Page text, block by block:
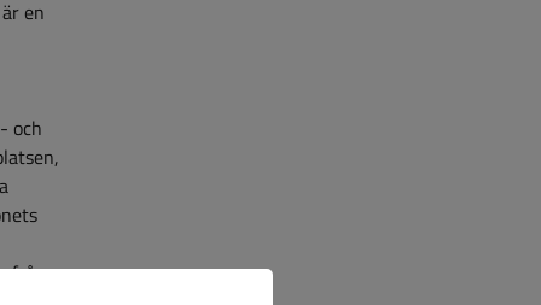
en
och
fråga